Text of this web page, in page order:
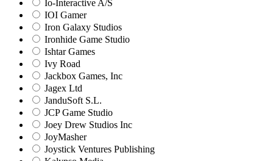
Io-Interactive A/S
IOI Gamer
Iron Galaxy Studios
Ironhide Game Studio
Ishtar Games
Ivy Road
Jackbox Games, Inc
Jagex Ltd
JanduSoft S.L.
JCP Game Studio
Joey Drew Studios Inc
JoyMasher
Joystick Ventures Publishing